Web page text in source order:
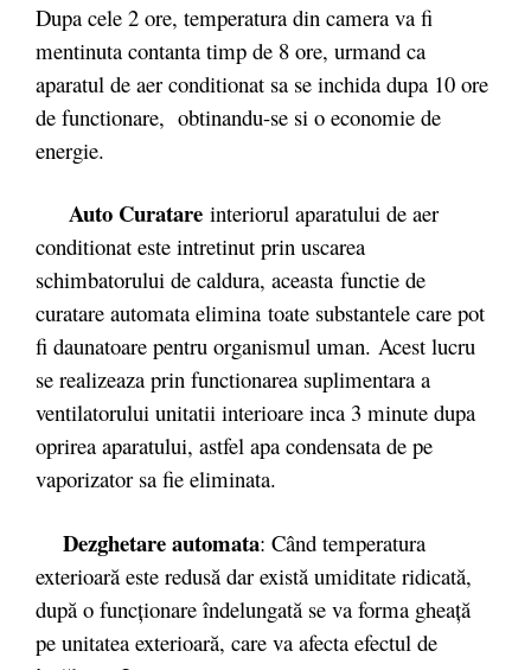
Dupa cele 2 ore, temperatura din camera va fi
mentinuta contanta timp de 8 ore, urmand ca
aparatul de aer conditionat sa se inchida dupa 10 ore
de functionare, obtinandu-se si o economie de
energie.
Auto Curatare interiorul aparatului de aer
conditionat este intretinut prin uscarea
schimbatorului de caldura, aceasta functie de
curatare automata elimina toate substantele care pot
fi daunatoare pentru organismul uman. Acest lucru
se realizeaza prin functionarea suplimentara a
ventilatorului unitatii interioare inca 3 minute dupa
oprirea aparatului, astfel apa condensata de pe
vaporizator sa fie eliminata.
Dezghetare automata: Când temperatura
exterioară este redusă dar există umiditate ridicată,
după o funcţionare îndelungată se va forma gheaţă
pe unitatea exterioară, care va afecta efectul de